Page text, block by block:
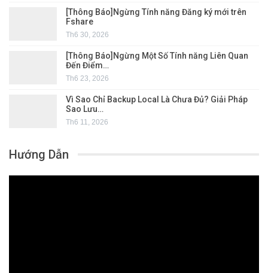
[Thông Báo]Ngừng Tính năng Đăng ký mới trên
Fshare
Th6 30, 2026
[Thông Báo]Ngừng Một Số Tính năng Liên Quan
Đến Điểm…
Th6 23, 2026
Vì Sao Chỉ Backup Local Là Chưa Đủ? Giải Pháp
Sao Lưu…
Th6 11, 2026
Hướng Dẫn